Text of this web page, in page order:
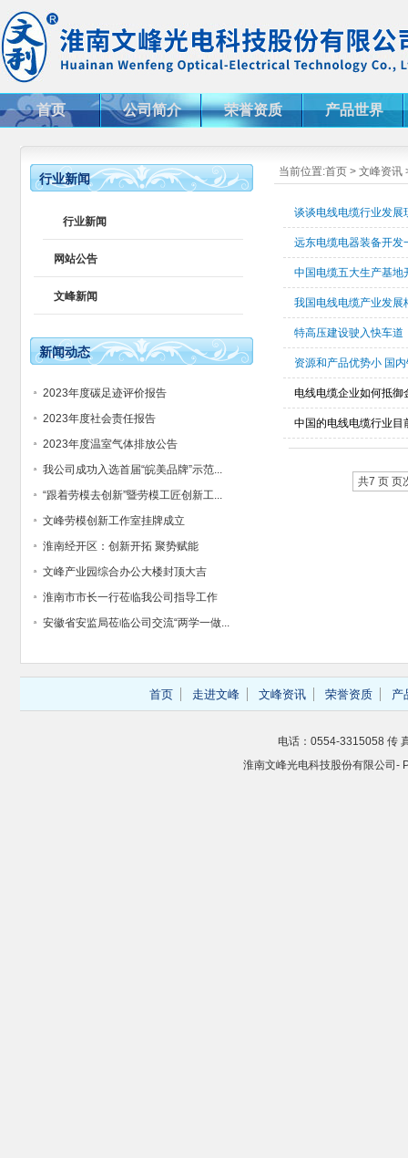
首页 公司简介 荣誉资质 产品世界
当前位置:首页> 文峰资讯
谈谈电线电缆行业发展
远东电缆电器装备开发
中国电缆五大生产基地
我国电线电缆产业发展
特高压建设驶入快车道
资源和产品优势小 国
电线电缆企业如何抵御
中国的电线电缆行业目
共7 页 页
行业新闻
行业新闻
网站公告
文峰新闻
新闻动态
2023年度碳足迹评价报告
2023年度社会责任报告
2023年度温室气体排放公告
我公司成功入选首届“皖美品牌”示范...
“跟着劳模去创新”暨劳模工匠创新工...
文峰劳模创新工作室挂牌成立
淮南经开区：创新开拓 聚势赋能
文峰产业园综合办公大楼封顶大吉
淮南市市长一行莅临我公司指导工作
安徽省安监局莅临公司交流“两学一做...
首页 走进文峰 文峰资讯 荣誉资质 产
电话：0554-3315058 传
淮南文峰光电科技股份有限公司-